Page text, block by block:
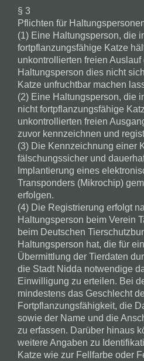
§ 3
Pflichten für
(1) Eine Haltungsperson, die
fortpflanzungsfähige Katze
unkontrollierten freien
Haltungsperson dies nicht
Katze unfruchtbar machen
(2) Eine Haltungsperson, die
nicht fortpflanzungsfähige
unkontrollierten freien
zuvor kennzeichnen und
(3) Die Kennzeichnung einer
fälschungssicher und
Implantierung eines
Transponders (Mikrochip)
erfolgen.
(4) Die Registrierung erfolgt
Haltungsperson beim Verein
beim Deutschen
Haltungsperson hat, die für
Übermittlung der Tierdaten
die Stadt Nidda notwendige
Einwilligung zu erteilen. Bei
mindestens das Geschlecht
Fortpflanzungsfähigkeit, die
sowie der Name und die
zu erfassen. Darüber hinaus
weitere Angaben zu
Katze wie zur Fellfarbe oder